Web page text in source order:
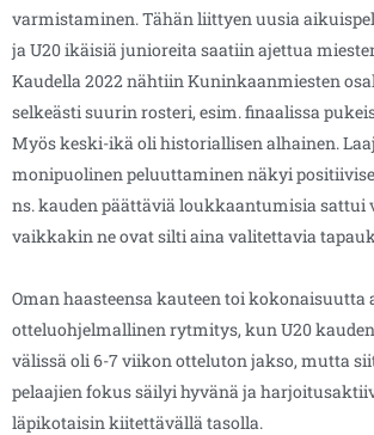
varmistaminen. Tähän liittyen uusia
ja U20 ikäisiä junioreita saatiin ajettua
Kaudella 2022 nähtiin Kuninkaanmiesten
selkeästi suurin rosteri, esim. finaalissa
Myös keski-ikä oli historiallisen alhainen.
monipuolinen peluuttaminen näkyi
ns. kauden päättäviä loukkaantumisia sattui
vaikkakin ne ovat silti aina valitettavia
Oman haasteensa kauteen toi kokonaisuutta
otteluohjelmallinen rytmitys, kun U20
välissä oli 6-7 viikon otteluton jakso, mutta
pelaajien fokus säilyi hyvänä ja
läpikotaisin kiitettävällä tasolla.